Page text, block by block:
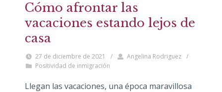
Cómo afrontar las
vacaciones estando lejos de
casa
27 de diciembre de 2021 / Angelina Rodriguez /
Positividad de inmigración
Llegan las vacaciones, una época maravillosa